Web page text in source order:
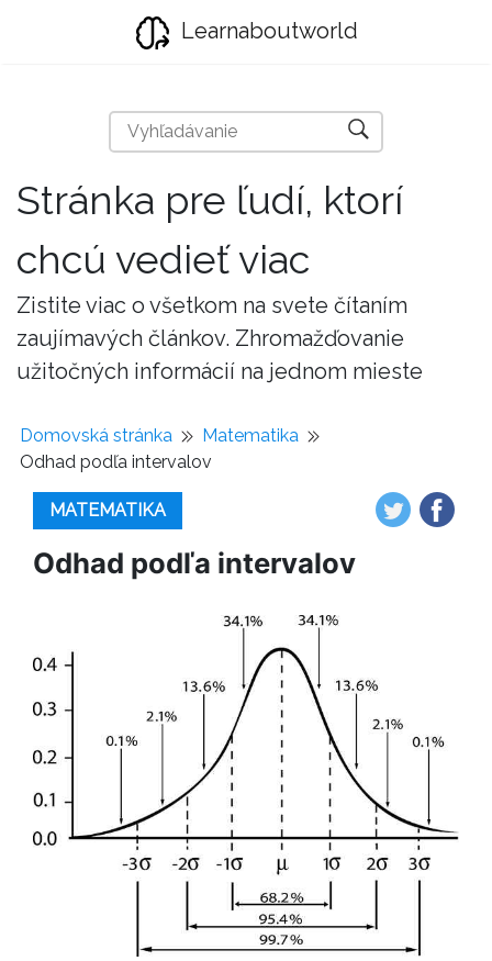
Learnaboutworld
Stránka pre ľudí, ktorí
chcú vedieť viac
Zistite viac o všetkom na svete čítaním
zaujímavých článkov. Zhromažďovanie
užitočných informácií na jednom mieste
Domovská stránka
Matematika
Odhad podľa intervalov
MATEMATIKA
Odhad podľa intervalov